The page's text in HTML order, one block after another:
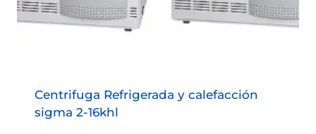
Centrifuga Refrigerada y calefacción
sigma 2-16khl